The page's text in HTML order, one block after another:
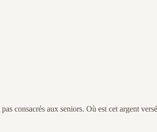
consacrés aux seniors. Où est cet argent